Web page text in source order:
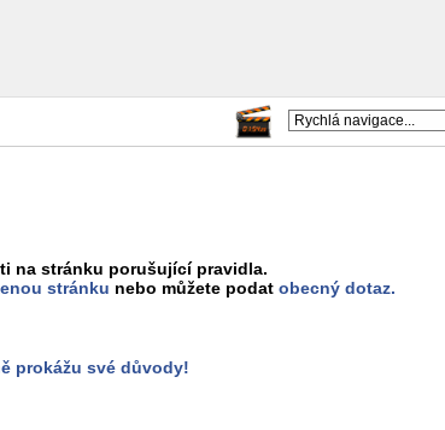
na stránku porušující pravidla.
stránku nebo můžete podat obecný dotaz.
prokážu své důvody!